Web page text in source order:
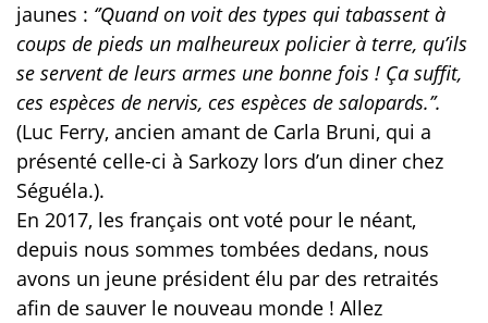
jaunes : ‘’Quand on voit des types qui tabassent à
coups de pieds un malheureux policier à terre, qu’ils
se servent de leurs armes une bonne fois ! Ça suffit,
ces espèces de nervis, ces espèces de salopards.’’.
(Luc Ferry, ancien amant de Carla Bruni, qui a
présenté celle-ci à Sarkozy lors d’un diner chez
Séguéla.).
En 2017, les français ont voté pour le néant,
depuis nous sommes tombées dedans, nous
avons un jeune président élu par des retraités
afin de sauver le nouveau monde ! Allez